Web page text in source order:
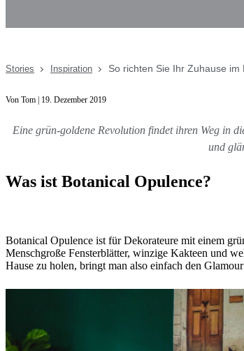
Stories Inspiration So richten Sie Ihr Zuhause im
Von Tom | 19. Dezember 2019
Eine grün-goldene Revolution findet ihren Weg in
und
Was ist Botanical Opulence?
Botanical Opulence ist für Dekorateure mit einem
Menschgroße Fensterblätter, winzige Kakteen und
Hause zu holen, bringt man also einfach den